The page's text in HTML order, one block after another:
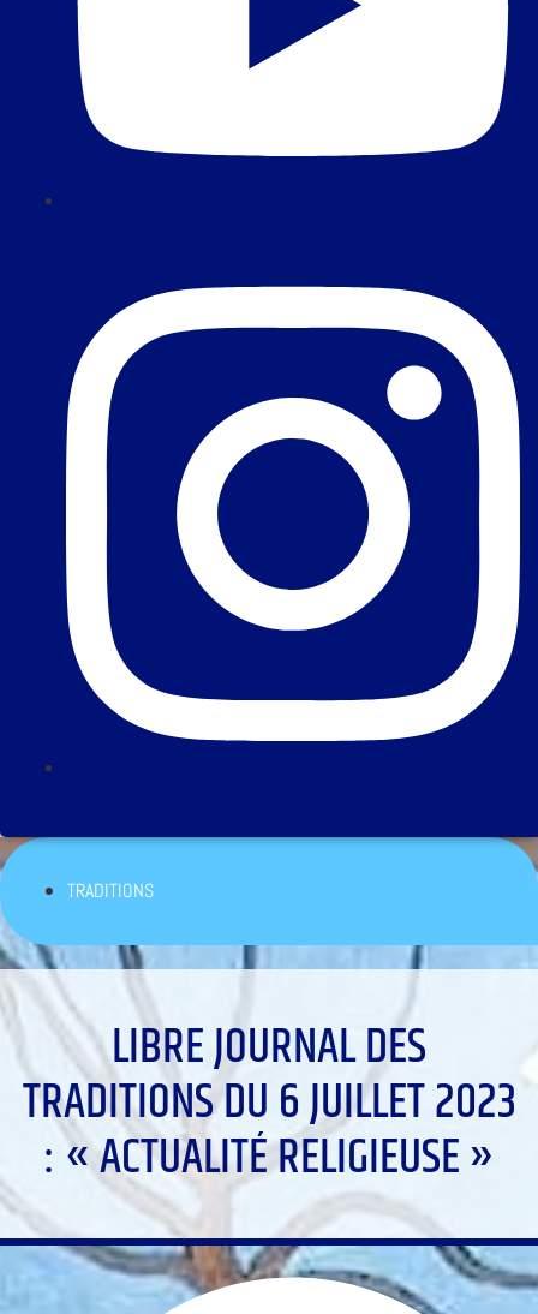
TRADITIONS
LIBRE JOURNAL DES
TRADITIONS DU 6 JUILLET 2023
: « ACTUALITÉ RELIGIEUSE »